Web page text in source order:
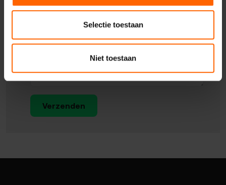
Selectie toestaan
Niet toestaan
Verzenden